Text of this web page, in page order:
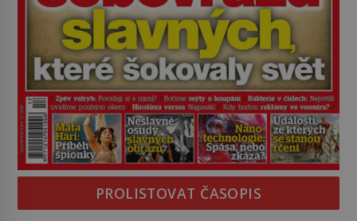
PROLISTOVAT ČASOPIS